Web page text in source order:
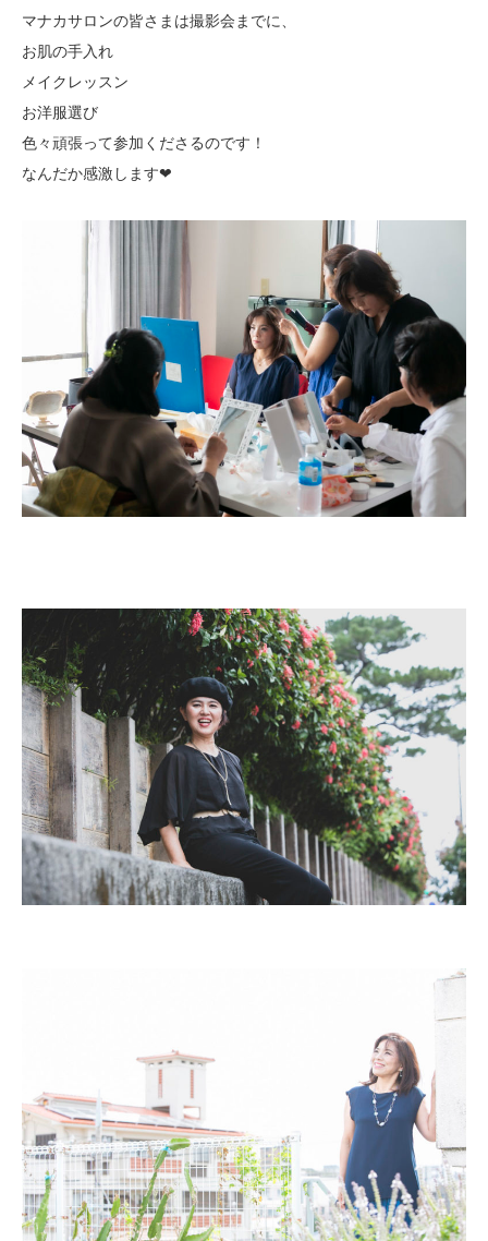
マナカサロンの皆さまは撮影会までに、
お肌の手入れ
メイクレッスン
お洋服選び
色々頑張って参加くださるのです！
なんだか感激します❤︎